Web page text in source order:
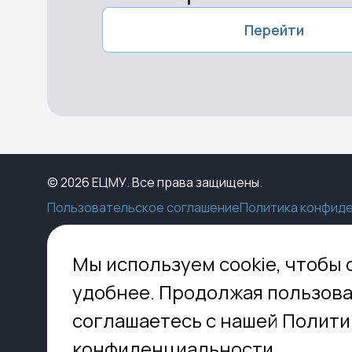
Перейти
© 2026 ЕЦМУ. Все права защищены.
Пользовательское соглашениеПолитика
Каталог Конструктор
Блог
Помощь
Контакты
Пункты выдачи
Оплата
Установка
Гид по кладбищам
8
Мы используем cookie, чтобы
удобнее. Продолжая
соглашаетесь с нашей